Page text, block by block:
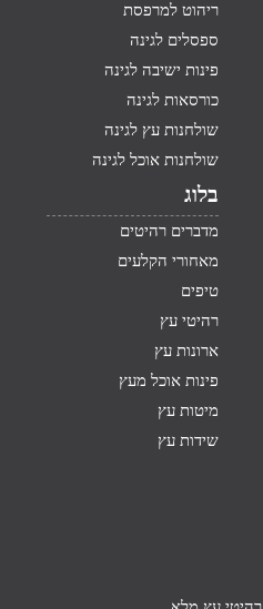
ריהוט למרפסת
ספסלים לגינה
פינות ישיבה לגינה
כורסאות לגינה
שולחנות עץ לגינה
שולחנות אוכל לגינה
בלוג
מדברים רהיטים
מאחורי הקלעים
טיפים
רהיטי עץ
ארונות עץ
פינות אוכל מעץ
מיטות עץ
שידות עץ